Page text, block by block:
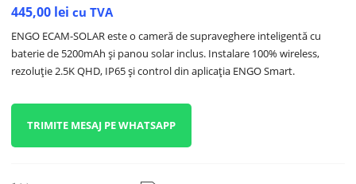
445,00 lei cu TVA
ENGO ECAM-SOLAR este o cameră de supraveghere inteligentă cu
baterie de 5200mAh și panou solar inclus. Instalare 100% wireless,
rezoluție 2.5K QHD, IP65 și control din aplicația ENGO Smart.
TRIMITE MESAJ PE WHATSAPP